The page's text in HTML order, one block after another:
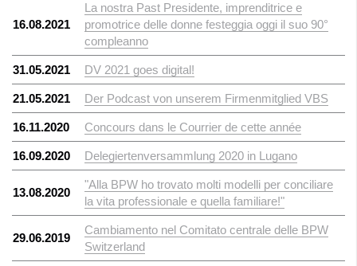
16.08.2021
La nostra Past Presidente, imprenditrice e
promotrice delle donne festeggia oggi il suo 90°
compleanno
31.05.2021 DV 2021 goes digital!
21.05.2021 Der Podcast von unserem Firmenmitglied VBS
16.11.2020 Concours dans le Courrier de cette année
16.09.2020 Delegiertenversammlung 2020 in Lugano
13.08.2020
"Alla BPW ho trovato molti modelli per conciliare
la vita professionale e quella familiare!"
29.06.2019
Cambiamento nel Comitato centrale delle BPW
Switzerland